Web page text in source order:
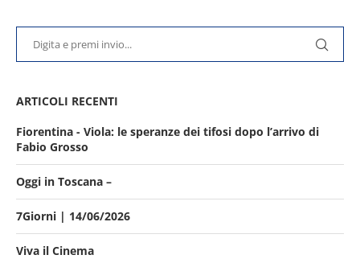
ARTICOLI RECENTI
Fiorentina - Viola: le speranze dei tifosi dopo l’arrivo di
Fabio Grosso
Oggi in Toscana –
7Giorni | 14/06/2026
Viva il Cinema